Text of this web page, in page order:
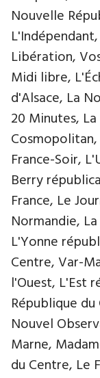
Nouvelle
Libération,
Midi libre,
d'Alsace, La
20 Minutes,
France-Soir,
Berry
France, Le
Normandie,
L'Yonne
Centre, Var-
l'Ouest, L'Est
République
Nouvel
Marne,
du Centre, Le